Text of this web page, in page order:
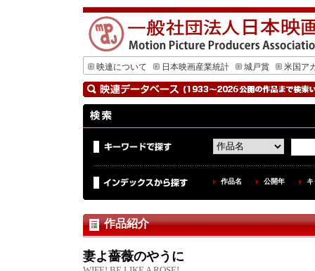
映連について 日本映画産業統計 城戸賞 米国ア
作品名 公開年
作品紹介
妻よ薔薇のやうに